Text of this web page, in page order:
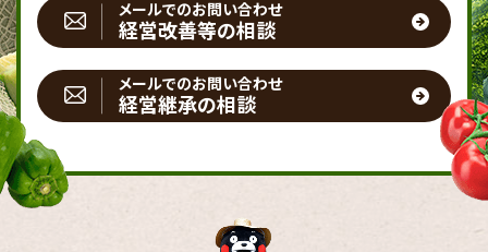
メールでのお問い合わせ
経営改善等の相談
メールでのお問い合わせ
経営継承の相談